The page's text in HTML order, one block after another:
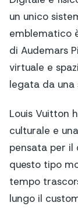
un unico
emblematico
di Audemars
virtuale e
legata da una
Louis Vuitton
culturale e
pensata per il
questo tipo
tempo
lungo il